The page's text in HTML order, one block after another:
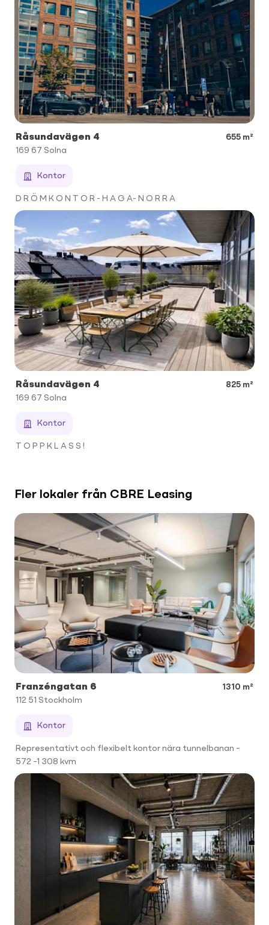
Råsundavägen 4
655 m²
169 67 Solna
Kontor
D R Ö M K O N T O R - H A G A- N O R R A
Råsundavägen 4
825 m²
169 67 Solna
Kontor
T O P P K L A S S !
Fler lokaler från CBRE Leasing
Franzéngatan 6
1310 m²
112 51 Stockholm
Kontor
Representativt och flexibelt kontor nära tunnelbanan –
572 –1 308 kvm